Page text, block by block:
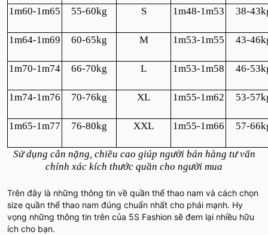
1m60-1m65 55-60kg S 1m48-1m53 38-
1m64-1m69 60-65kg M 1m53-1m55 43-
1m70-1m74 66-70kg L 1m53-1m58 46-
1m74-1m76 70-76kg XL 1m55-1m62 53-
1m65-1m77 76-80kg XXL 1m55-1m66 57-
Sử dụng cân nặng, chiều cao giúp người bán hàng tư vấn
chính xác kích thước quần cho người mua
Trên đây là những thông tin về quần thể thao nam và cách chọn
size quần thể thao nam đúng chuẩn nhất cho phái mạnh. Hy
vọng những thông tin trên của 5S Fashion sẽ đem lại nhiều hữu
ích cho bạn.